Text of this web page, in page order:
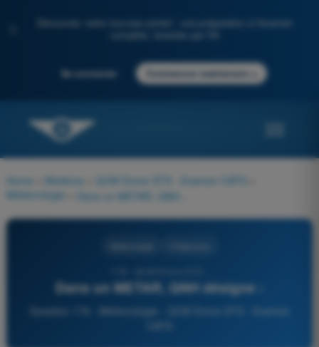
Découvrez notre nouveau portail : une préparation à l'examen
Se connecter Commencer maintenant
Home Matières QCM Drone STS - Examen CATS
Météorologie
Dans un METAR, QNH désigne :